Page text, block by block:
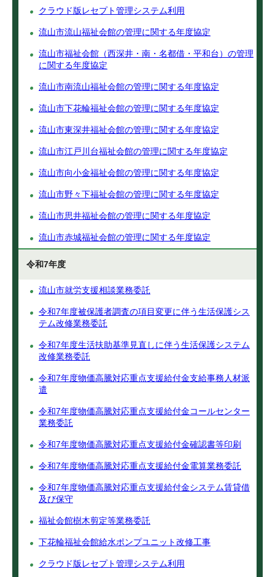
クラウド版レセプト管理システム利用
流山市流山福祉会館の管理に関する年度協定
流山市福祉会館（西深井・南・名都借・平和台）の管理
に関する年度協定
流山市南流山福祉会館の管理に関する年度協定
流山市下花輪福祉会館の管理に関する年度協定
流山市東深井福祉会館の管理に関する年度協定
流山市江戸川台福祉会館の管理に関する年度協定
流山市向小金福祉会館の管理に関する年度協定
流山市野々下福祉会館の管理に関する年度協定
流山市思井福祉会館の管理に関する年度協定
流山市赤城福祉会館の管理に関する年度協定
令和7年度
流山市就労支援相談業務委託
令和7年度被保護者調査の項目変更に伴う生活保護シス
テム改修業務委託
令和7年度生活扶助基準見直しに伴う生活保護システム
改修業務委託
令和7年度物価高騰対応重点支援給付金支給事務人材派
遣
令和7年度物価高騰対応重点支援給付金コールセンター
業務委託
令和7年度物価高騰対応重点支援給付金確認書等印刷
令和7年度物価高騰対応重点支援給付金電算業務委託
令和7年度物価高騰対応重点支援給付金システム賃貸借
及び保守
福祉会館樹木剪定等業務委託
下花輪福祉会館給水ポンプユニット改修工事
クラウド版レセプト管理システム利用